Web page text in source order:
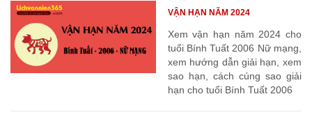
Xem vận hạn năm 2024 cho
tuổi Bính Tuất 2006 Nữ mạng,
xem hướng dẫn giải hạn, xem
sao hạn, cách cúng sao giải
hạn cho tuổi Bính Tuất 2006
VẬN HẠN NĂM 2024